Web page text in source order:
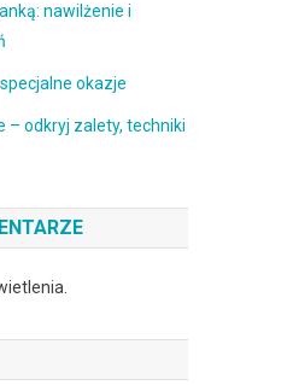
nawilżenie i
okazje
odkryj zalety, techniki